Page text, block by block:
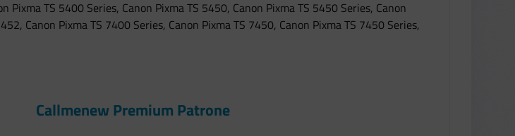
Pixma TS 5400 Series, Canon Pixma TS 5450, Canon Pixma TS 5450 Series, Canon
Canon Pixma TS 7400 Series, Canon Pixma TS 7450, Canon Pixma TS 7450 Series,
Callmenew Premium Patrone